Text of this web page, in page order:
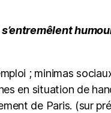
; minimas
en situation de
de Paris. (sur